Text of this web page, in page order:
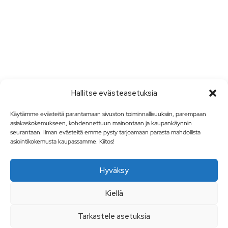
Hallitse evästeasetuksia
Käytämme evästeitä parantamaan sivuston toiminnallisuuksiin, parempaan
asiakaskokemukseen, kohdennettuun mainontaan ja kaupankäynnin
seurantaan. Ilman evästeitä emme pysty tarjoamaan parasta mahdollista
asiointikokemusta kaupassamme. Kiitos!
Hyväksy
Kiellä
Tarkastele asetuksia